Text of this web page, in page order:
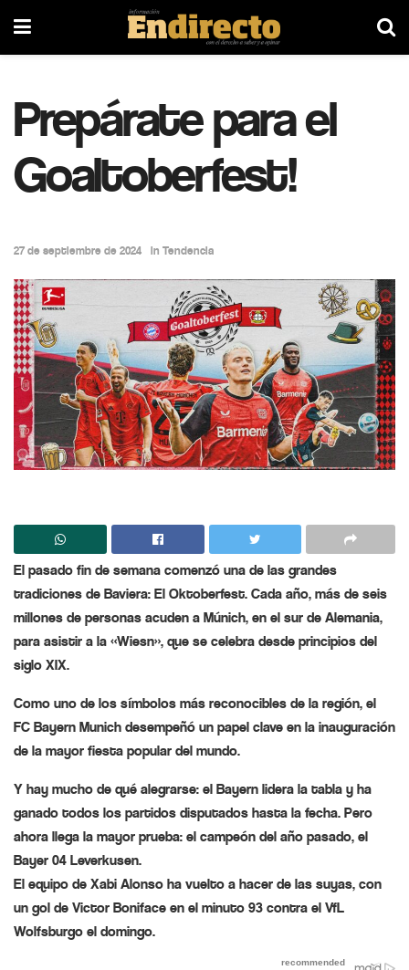
Prepárate para el
Goaltoberfest!
27 de septiembre de 2024 in Tendencia
El pasado fin de semana comenzó una de las grandes
tradiciones de Baviera: El Oktoberfest. Cada año, más de seis
millones de personas acuden a Múnich, en el sur de Alemania,
para asistir a la «Wiesn», que se celebra desde principios del
siglo XIX.
Como uno de los símbolos más reconocibles de la región, el
FC Bayern Munich desempeñó un papel clave en la inauguración
de la mayor fiesta popular del mundo.
Y hay mucho de qué alegrarse: el Bayern lidera la tabla y ha
ganado todos los partidos disputados hasta la fecha. Pero
ahora llega la mayor prueba: el campeón del año pasado, el
Bayer 04 Leverkusen.
El equipo de Xabi Alonso ha vuelto a hacer de las suyas, con
un gol de Victor Boniface en el minuto 93 contra el VfL
Wolfsburgo el domingo.